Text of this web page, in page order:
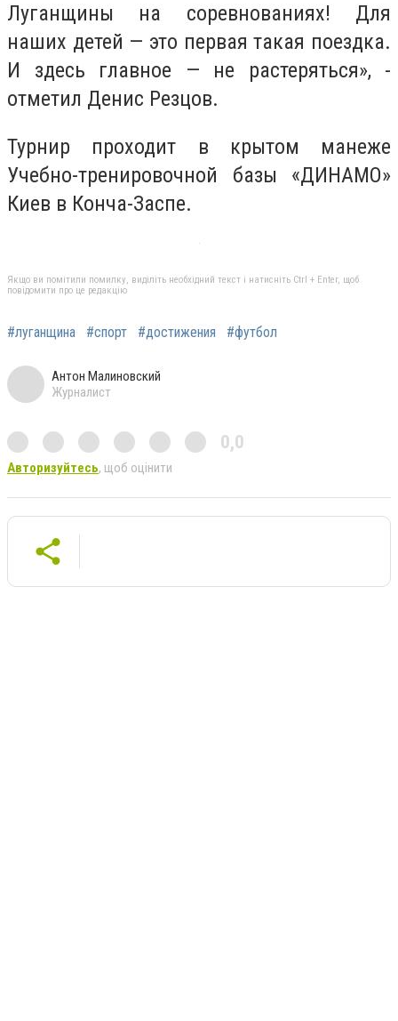
Луганщины на соревнованиях! Для
наших детей — это первая такая поездка.
И здесь главное — не растеряться», -
отметил Денис Резцов.
Турнир проходит в крытом манеже
Учебно-тренировочной базы «ДИНАМО»
Киев в Конча-Заспе.
Якщо ви помітили помилку, виділіть необхідний текст і натисніть Ctrl + Enter, щоб
повідомити про це редакцію
#луганщина #спорт #достижения #футбол
Антон Малиновский
Журналист
0,0
Авторизуйтесь, щоб оцінити